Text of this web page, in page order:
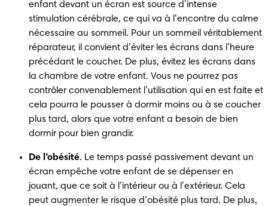
enfant devant un écran est source d’intense
stimulation cérébrale, ce qui va à l’encontre du calme
nécessaire au sommeil. Pour un sommeil véritablement
réparateur, il convient d’éviter les écrans dans l’heure
précédant le coucher. De plus, évitez les écrans dans
la chambre de votre enfant. Vous ne pourrez pas
contrôler convenablement l’utilisation qui en est faite et
cela pourra le pousser à dormir moins ou à se coucher
plus tard, alors que votre enfant a besoin de bien
dormir pour bien grandir.
De l’obésité. Le temps passé passivement devant un
écran empêche votre enfant de se dépenser en
jouant, que ce soit à l’intérieur ou à l’extérieur. Cela
peut augmenter le risque d’obésité plus tard. De plus,